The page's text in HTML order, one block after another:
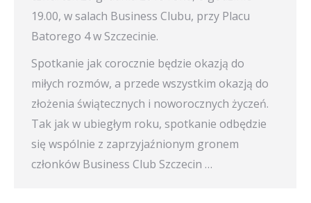
19.00, w salach Business Clubu, przy Placu
Batorego 4 w Szczecinie.
Spotkanie jak corocznie będzie okazją do
miłych rozmów, a przede wszystkim okazją do
złożenia świątecznych i noworocznych życzeń.
Tak jak w ubiegłym roku, spotkanie odbędzie
się wspólnie z zaprzyjaźnionym gronem
członków Business Club Szczecin …